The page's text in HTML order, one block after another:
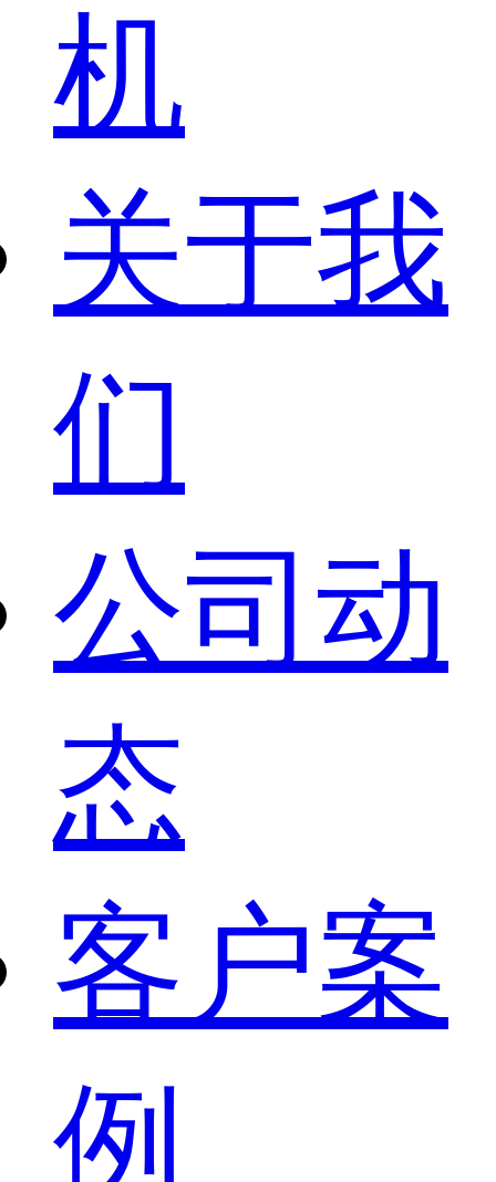
机
关于我
们
公司动
态
客户案
例